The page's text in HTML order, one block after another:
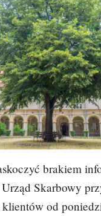
brakiem
Skarbowy
od